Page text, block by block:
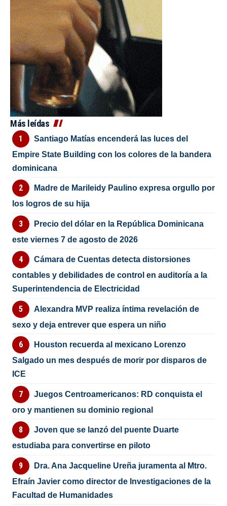
Más leídas
Santiago Matías encenderá las luces del
Empire State Building con los colores de la bandera
dominicana
Madre de Marileidy Paulino expresa orgullo por
los logros de su hija
Precio del dólar en la República Dominicana
este viernes 7 de agosto de 2026
Cámara de Cuentas detecta distorsiones
contables y debilidades de control en auditoría a la
Superintendencia de Electricidad
Alexandra MVP realiza íntima revelación de
sexo y deja entrever que espera un niño
Houston recuerda al mexicano Lorenzo
Salgado un mes después de morir por disparos de
ICE
Juegos Centroamericanos: RD conquista el
oro y mantienen su dominio regional
Joven que se lanzó del puente Duarte
estudiaba para convertirse en piloto
Dra. Ana Jacqueline Ureña juramenta al Mtro.
Efraín Javier como director de Investigaciones de la
Facultad de Humanidades